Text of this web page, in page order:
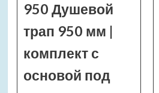
950 Душевой
трап 950 мм |
комплект с
основой под